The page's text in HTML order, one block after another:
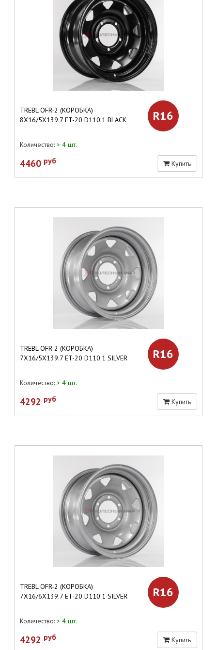
TREBL OFR-2 (КОРОБКА)
8X16/5X139.7 ET-20 D110.1 BLACK
R16
Количество: > 4 шт.
4460 руб Купить
TREBL OFR-2 (КОРОБКА)
7X16/5X139.7 ET-20 D110.1 SILVER
R16
Количество: > 4 шт.
4292 руб Купить
TREBL OFR-2 (КОРОБКА)
7X16/6X139.7 ET-20 D110.1 SILVER
R16
Количество: > 4 шт.
4292 руб Купить